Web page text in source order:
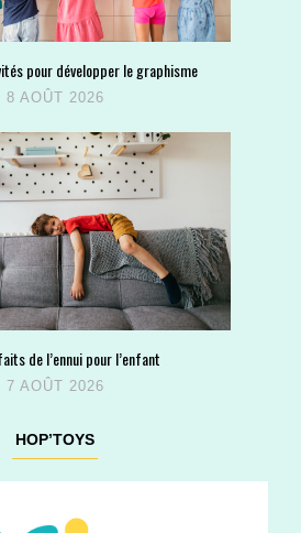
pour développer le graphisme
8 AOÛT 2026
de l’ennui pour l’enfant
7 AOÛT 2026
HOP’TOYS